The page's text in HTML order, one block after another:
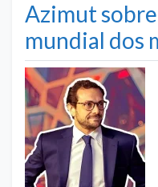
Azimut
mundial dos